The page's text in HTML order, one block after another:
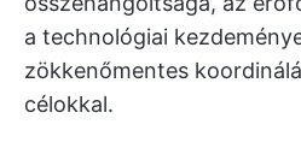
a technológiai
zökkenőmentes
célokkal.